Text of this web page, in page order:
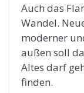
Auch das
Wandel.
moderner
außen soll
Altes darf
finden.